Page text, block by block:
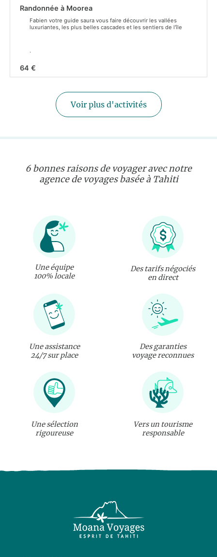
Randonnée à Moorea
Fabien votre guide saura vous faire découvrir les vallées
luxuriantes, les plus belles cascades et les sentiers de l'île
.
64 €
Voir plus d'activités
6 bonnes raisons de voyager avec notre
agence de voyages basée à Tahiti
Une équipe
100% locale
Des tarifs négociés
en direct
Une assistance
24/7 sur place
Des garanties
voyage reconnues
Une sélection
rigoureuse
Vers un tourisme
responsable